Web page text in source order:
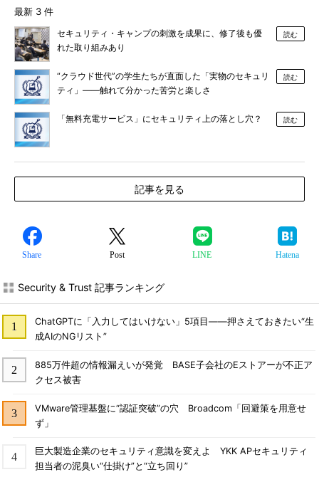
最新 3 件
セキュリティ・キャンプの刺激を成果に、修了後も優
れた取り組みあり
読む
“クラウド世代”の学生たちが直面した「実物のセキュリ
ティ」――触れて分かった苦労と楽しさ
読む
「無料充電サービス」にセキュリティ上の落とし穴？ 読む
記事を見る
Share Post LINE Hatena
Security & Trust 記事ランキング
ChatGPTに「入力してはいけない」5項目――押さえておきたい“生
成AIのNGリスト”
885万件超の情報漏えいが発覚 BASE子会社のEストアーが不正ア
クセス被害
VMware管理基盤に“認証突破”の穴 Broadcom「回避策を用意せ
ず」
巨大製造企業のセキュリティ意識を変えよ YKK APセキュリティ
担当者の泥臭い“仕掛け”と“立ち回り”